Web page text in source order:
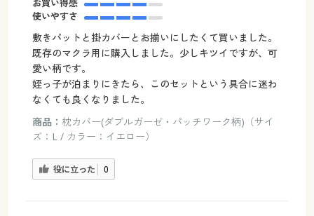
お買い得感
使いやすさ
敷きパットと掛カバーとお揃いにしたくて買いました。
既存のマクラ用に購入しました。少しキツイですが、可
愛い柄です。
姪っ子が泊まりにきたら、このセットという具合に迷わ
なくても良くなりました。
商品： 枕カバー(ダブルガーゼ・パッチワーク柄)（サイ
ズ：L / カラー：イエロー）
役に立った 0